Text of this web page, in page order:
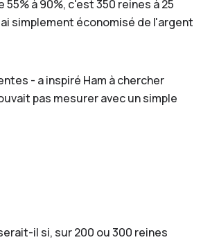
à 90%, c'est 350 reines à 25
simplement économisé de l'argent
- a inspiré Ham à chercher
pas mesurer avec un simple
il si, sur 200 ou 300 reines
services?* Yes No